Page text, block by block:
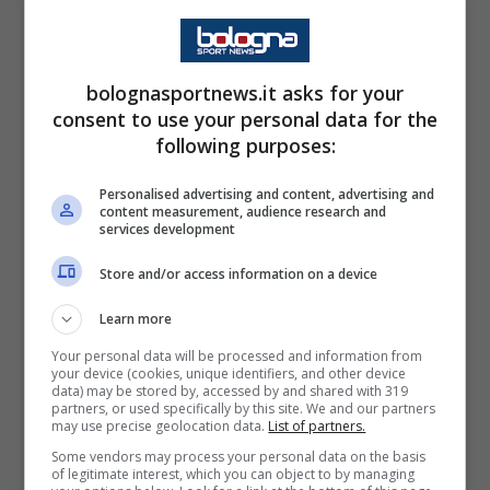
giallorossi siano una squadra poco prolifica,
tant’è vero che sono la squadra che ha
segnato meno gol (21), quella che tenta
meno tiri in porta (72) e quella che ha
segnato meno reti nel secondo tempo (8).
Ciononostante il rendimento casalingo dei
felsinei in questa stagione è stato
decisamente preoccupante, tanto da lasciare
aperte più possibilità.
Bologna-Lecce: i convocati
La novità rispetto alle ultime è l’assenza di
bolognasportnews.it asks for your
consent to use your personal data for the
following purposes:
Personalised advertising and content, advertising and
content measurement, audience research and
services development
Store and/or access information on a device
Learn more
Your personal data will be processed and information from
your device (cookies, unique identifiers, and other device
data) may be stored by, accessed by and shared with 319
partners, or used specifically by this site. We and our partners
may use precise geolocation data. List of partners.
Some vendors may process your personal data on the basis
of legitimate interest, which you can object to by managing